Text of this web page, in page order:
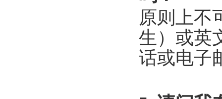
原则上不
生）或英
话或电子